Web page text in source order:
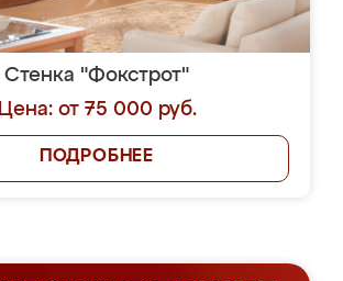
Стенка "Фокстрот"
Цена: от 75 000 руб.
ПОДРОБНЕЕ